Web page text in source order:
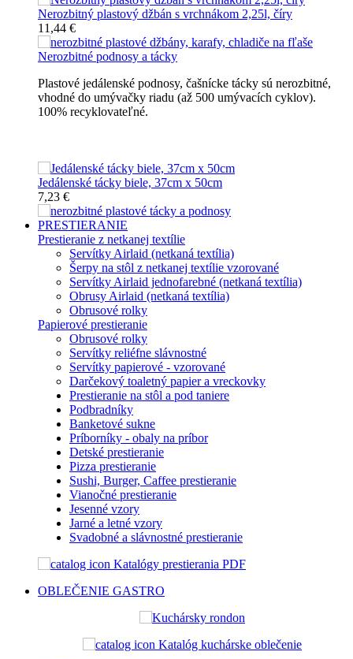
Nerozbitný plastový džbán s vrchnákom 2,25l, číry
11,44 €
Nerozbitné podnosy a tácky
Plastové jedálenské podnosy, čašnícke tácky sú nerozbitné,
vhodné do umývačky riadu (až 500 umývacích cyklov).
100% recyklovateľné.
Jedálenské tácky biele, 37cm x 50cm
7,23 €
PRESTIERANIE
Prestieranie z netkanej textílie
Servítky Airlaid (netkaná textília)
Šerpy na stôl z netkanej textílie vzorované
Servítky Airlaid jednofarebné (netkaná textília)
Obrusy Airlaid (netkaná textília)
Obrusové rolky
Papierové prestieranie
Obrusové rolky
Servítky reliéfne slávnostné
Servítky papierové - vzorované
Darčekový toaletný papier a vreckovky
Prestieranie na stôl a pod taniere
Podbradníky
Banketové sukne
Príborníky - obaly na príbor
Detské prestieranie
Pizza prestieranie
Sushi, Burger, Caffee prestieranie
Vianočné prestieranie
Jesenné vzory
Jarné a letné vzory
Svadobné a slávnostné prestieranie
Katalógy prestierania PDF
OBLEČENIE GASTRO
Katalóg kuchárske oblečenie